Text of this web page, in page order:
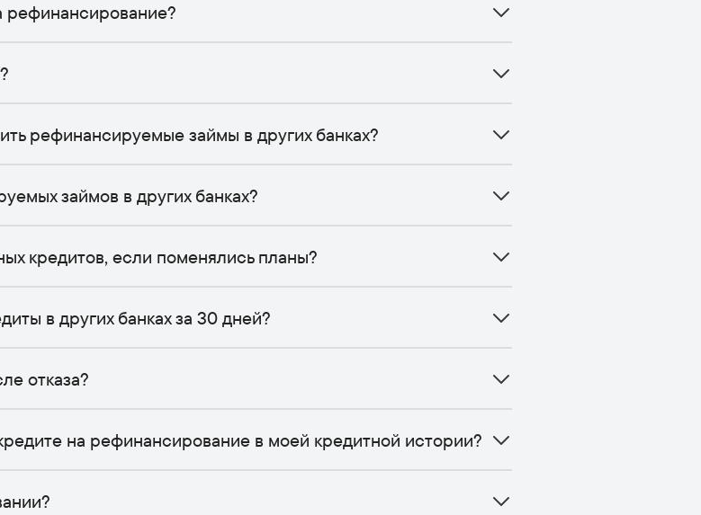
рефинансирование?
рефинансируемые займы в других банках?
займов в других банках?
кредитов, если поменялись планы?
в других банках за 30 дней?
отказа?
на рефинансирование в моей кредитной истории?